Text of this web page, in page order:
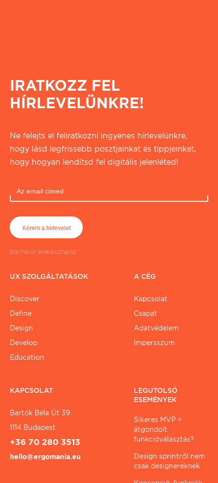
IRATKOZZ FEL
HÍRLEVELÜNKRE!
Ne felejts el feliratkozni ingyenes hírlevelünkre,
hogy lásd legfrissebb posztjainkat és tippjeinket,
hogy hogyan lendítsd fel digitális jelenléted!
Bármikor leiratkozhatsz
UX SZOLGÁLTATÁSOK
Discover
Define
Design
Develop
Education
A CÉG
Kapcsolat
Csapat
Adatvédelem
Impersszum
KAPCSOLAT
Bartók Béla Út 39.
1114 Budapest
+36 70 280 3513
hello@ergomania.eu
LEGUTOLSÓ
ESEMÉNYEK
Sikeres MVP =
átgondolt
funkcióválasztás?
Design sprintről nem
csak designereknek